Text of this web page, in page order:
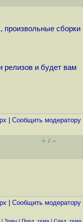
произвольные сборки
релизов и будет вам
Cообщить модератору
+ / –
Cообщить модератору
| Темы | Пред. тема | След. тема